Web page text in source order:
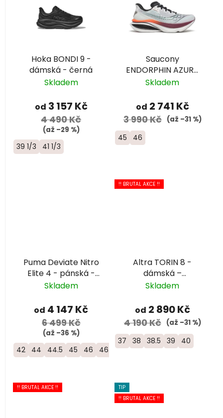
Hoka BONDI 9 -
dámská - černá
Skladem
od 3 157 Kč
4 490 Kč
(až –29 %)
39 1/3 41 1/3
Saucony
ENDORPHIN AZURA
- pánská -
černá
Skladem
od 2 741 Kč
3 990 Kč (až –31 %)
45 46
Puma Deviate Nitro
Elite 4 - pánská -
světle modrá/žlutá
Skladem
od 4 147 Kč
6 499 Kč
(až –36 %)
42 44 44.5 45 46 46.5
!! BRUTAL AKCE !!
Altra TORIN 8 -
dámská –
bílá/růžová/oranžová
Skladem
od 2 890 Kč
4 190 Kč (až –31 %)
37 38 38.5 39 40
!! BRUTAL AKCE !!
TIP
!! BRUTAL AKCE !!